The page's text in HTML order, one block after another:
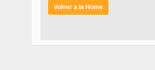
Volver a la Home